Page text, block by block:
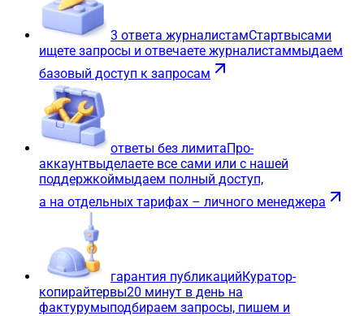
3 ответа журналистамСтартвысами
ищете запросы и отвечаете журналистаммыдаем
базовый доступ к запросам
ответы без лимитаПро-
аккаунтвыделаете все сами или с нашей
поддержкоймыдаем полный доступ,
а на отдельных тарифах – личного менеджера
гарантия публикацийКуратор-
копирайтервы20 минут в день на
фактурумыподбираем запросы, пишем и